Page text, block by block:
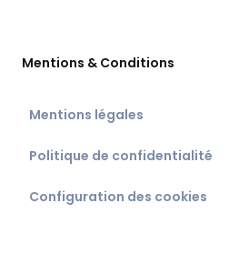
Mentions & Conditions
Mentions légales
Politique de confidentialité
Configuration des cookies